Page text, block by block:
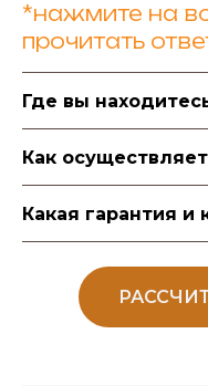
*нажмите на
прочитать
Где вы
Как
Какая гарантия и